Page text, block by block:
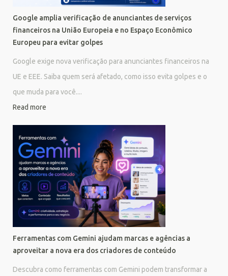
Google amplia verificação de anunciantes de serviços
financeiros na União Europeia e no Espaço Econômico
Europeu para evitar golpes
Google exige nova verificação para anunciantes financeiros na
UE e EEE. Saiba quem será afetado, como isso evita golpes e o
que muda para você....
Read more
Ferramentas com Gemini ajudam marcas e agências a
aproveitar a nova era dos criadores de conteúdo
Descubra como ferramentas com Gemini podem transformar a